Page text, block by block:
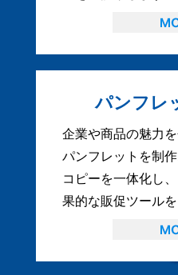
パンフレ
企業や商品の魅力
パンフレットを制
コピーを一体化し
果的な販促ツールを